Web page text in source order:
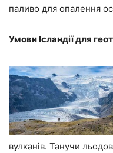
паливо для опалення
Умови Ісландії для
вулканів. Танучи